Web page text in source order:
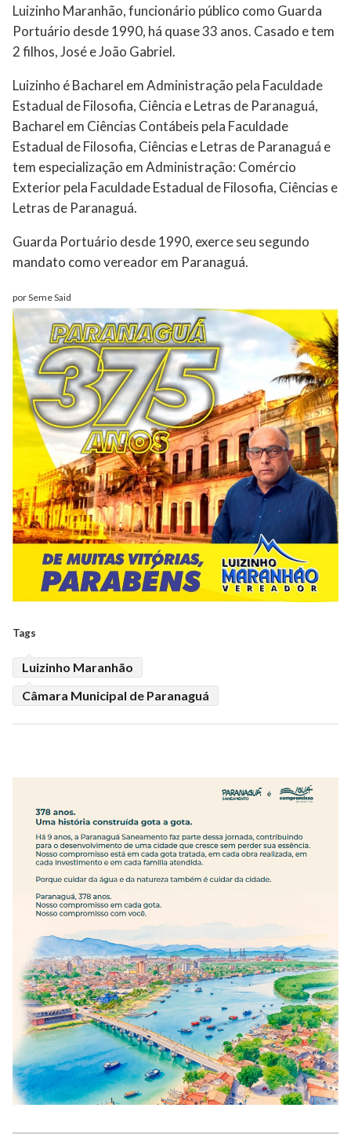
Luizinho Maranhão, funcionário público como Guarda
Portuário desde 1990, há quase 33 anos. Casado e tem
2 filhos, José e João Gabriel.
Luizinho é Bacharel em Administração pela Faculdade
Estadual de Filosofia, Ciência e Letras de Paranaguá,
Bacharel em Ciências Contábeis pela Faculdade
Estadual de Filosofia, Ciências e Letras de Paranaguá e
tem especialização em Administração: Comércio
Exterior pela Faculdade Estadual de Filosofia, Ciências e
Letras de Paranaguá.
Guarda Portuário desde 1990, exerce seu segundo
mandato como vereador em Paranaguá.
por Seme Said
Tags
Luizinho Maranhão
Câmara Municipal de Paranaguá